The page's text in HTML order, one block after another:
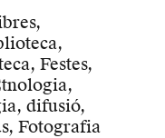
,
,
, Festes,
,
, difusió,
, Fotografia